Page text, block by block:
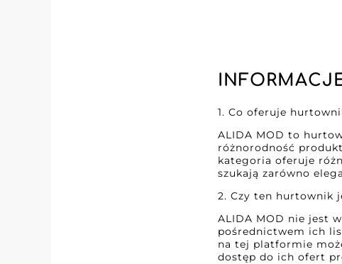
1. Co oferuje
ALIDA MOD to
różnorodność
kategoria oferuje
szukają zarówno
2. Czy ten hurtownik
ALIDA MOD nie jest
pośrednictwem ich
na tej platformie
dostęp do ich ofert